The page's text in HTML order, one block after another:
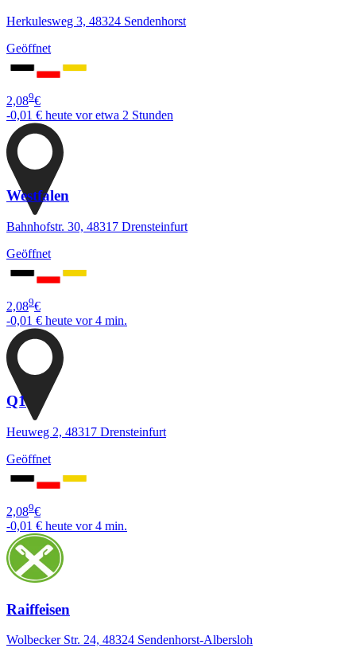
Herkulesweg 3, 48324 Sendenhorst
Geöffnet
2,089€
-0,01 € heute vor etwa 2 Stunden
Westfalen
Bahnhofstr. 30, 48317 Drensteinfurt
Geöffnet
2,089€
-0,01 € heute vor 4 min.
Q1
Heuweg 2, 48317 Drensteinfurt
Geöffnet
2,089€
-0,01 € heute vor 4 min.
Raiffeisen
Wolbecker Str. 24, 48324 Sendenhorst-Albersloh